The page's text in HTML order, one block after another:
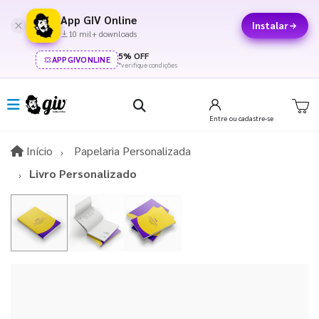
App GIV Online
10 mil+ downloads
Instalar
APPGIVONLINE 5% OFF
*verifique condições
Entre ou cadastre-se
Início InícioPapelaria Personalizada
Livro Personalizado